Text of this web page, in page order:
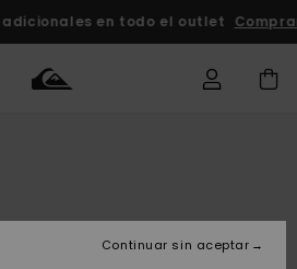
adicionales en todo el outlet
Continuar sin aceptar